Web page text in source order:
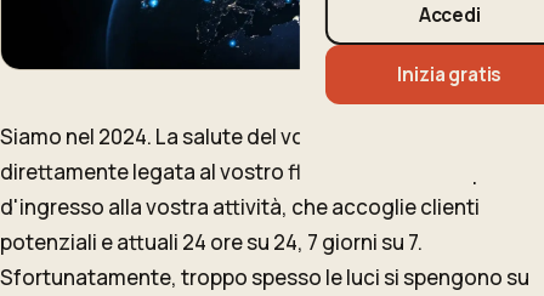
Accedi
Inizia gratis
Siamo nel 2024. La salute del vostro sito web è
direttamente legata al vostro flusso di ricavi: è la porta
d'ingresso alla vostra attività, che accoglie clienti
potenziali e attuali 24 ore su 24, 7 giorni su 7.
Sfortunatamente, troppo spesso le luci si spengono su